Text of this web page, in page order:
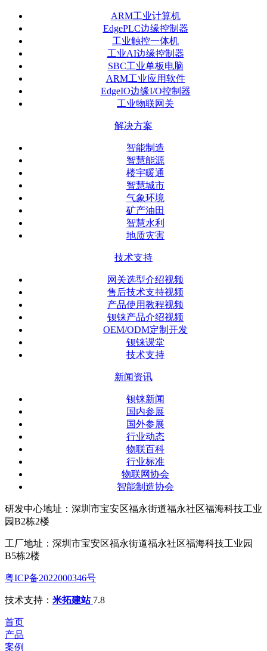
ARM工业计算机
EdgePLC边缘控制器
工业触控一体机
工业AI边缘控制器
SBC工业单板电脑
ARM工业应用软件
EdgeIO边缘I/O控制器
工业物联网关
解决方案
智能制造
智慧能源
楼宇暖通
智慧城市
气象环境
矿产油田
智慧水利
地质灾害
技术支持
网关选型介绍视频
售后技术支持视频
产品使用教程视频
钡铼产品介绍视频
OEM/ODM定制开发
钡铼课堂
技术支持
新闻资讯
钡铼新闻
国内参展
国外参展
行业动态
物联百科
行业标准
物联网协会
智能制造协会
研发中心地址：深圳市宝安区福永街道福永社区福海科技工业
园B2栋2楼
工厂地址：深圳市宝安区福永街道福永社区福海科技工业园
B5栋2楼
粤ICP备2022000346号
技术支持： 米拓建站 7.8
首页
产品
案例